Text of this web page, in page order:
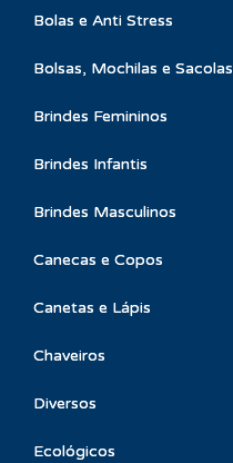
Bolas e Anti Stress
Bolsas, Mochilas e Sacolas
Brindes Femininos
Brindes Infantis
Brindes Masculinos
Canecas e Copos
Canetas e Lápis
Chaveiros
Diversos
Ecológicos